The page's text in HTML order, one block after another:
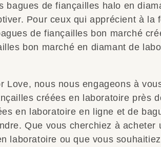
bagues de fiançailles halo en
Pour ceux qui apprécient à la
de fiançailles bon marché
bon marché en diamant de
Love, nous nous engageons à
créées en laboratoire près
en laboratoire en ligne et de
Que vous cherchiez à acheter
laboratoire ou que vous